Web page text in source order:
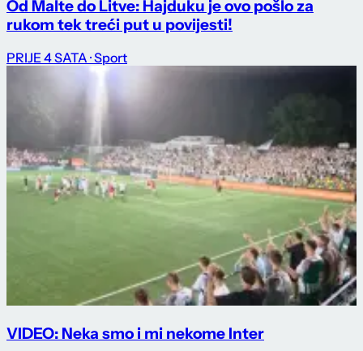
Od Malte do Litve: Hajduku je ovo pošlo za
rukom tek treći put u povijesti!
PRIJE 4 SATA · Sport
VIDEO: Neka smo i mi nekome Inter